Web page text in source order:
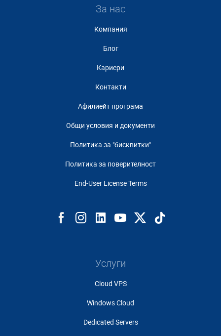
За нас
Компания
Блог
Кариери
Контакти
Афилиейт програма
Общи условия и документи
Политика за "бисквитки"
Политика за поверителност
End-User License Terms
Услуги
Cloud VPS
Windows Cloud
Dedicated Servers